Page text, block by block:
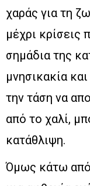
χαράς για τη
μέχρι κρίσεις
σημάδια της
μνησικακία
την τάση να
από το χαλί,
κατάθλιψη.
Όμως κάτω από